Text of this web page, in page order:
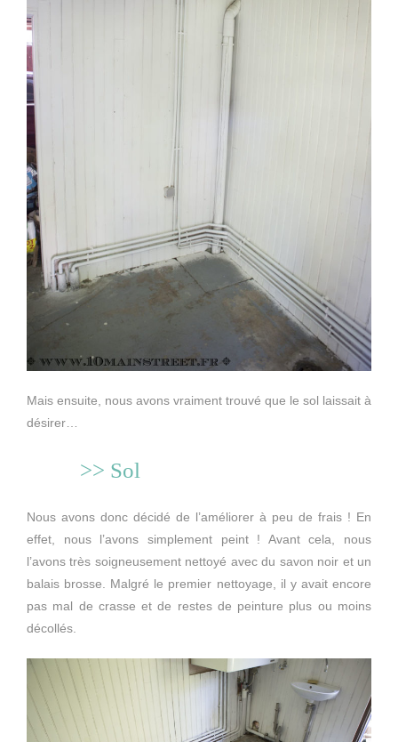
Mais ensuite, nous avons vraiment trouvé que le sol laissait à
désirer…
>> Sol
Nous avons donc décidé de l’améliorer à peu de frais ! En
effet, nous l’avons simplement peint ! Avant cela, nous
l’avons très soigneusement nettoyé avec du savon noir et un
balais brosse. Malgré le premier nettoyage, il y avait encore
pas mal de crasse et de restes de peinture plus ou moins
décollés.